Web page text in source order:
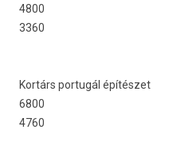
4800
3360
Kortárs por­tugál építészet
6800
4760